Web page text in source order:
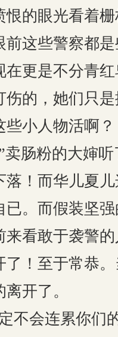
的眼光看着
这些警察都
更是不分青
的，她们只
小人物活啊？
肠粉的大婶
！而华儿夏
。而假装坚
看敢于袭警
了！至于常恭
开了。
不会连累你们